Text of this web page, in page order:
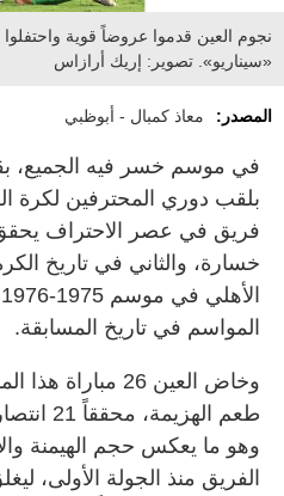
نجوم العين قدموا عروضاً قوية
«سيناريو». تصوير: إريك أرازاس
المصدر: معاذ كمبال - أبوظبي
في موسم خسر فيه الجميع،
بلقب دوري المحترفين لكرة
فريق في عصر الاحتراف
خسارة، والثاني في تاريخ
المواسم في تاريخ المسابقة.
وخاض العين 26
طعم
وهو ما يعكس حجم الهيمنة
الفريق منذ الجولة الأولى،